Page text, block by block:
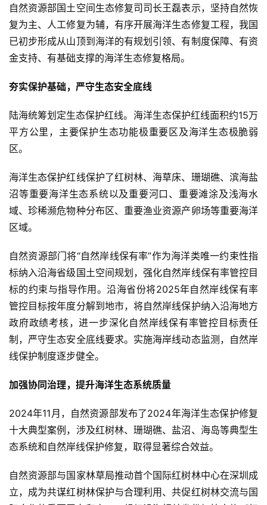
自然资源部国土空间生态修复司司长王磊表示，坚持自然恢
复为主、人工修复为辅，有序开展海洋生态修复工程，我国
已初步形成从山顶到海洋的有规划引领、有制度保障、有资
金支持、有基础支撑的海洋生态修复格局。
夯实保护基础，严守生态安全底线
陆海统筹划定生态保护红线。海洋生态保护红线面积约15万
平方公里，主要保护生态功能极重要区及海洋生态极脆弱
区。
海洋生态保护红线保护了红树林、海草床、珊瑚礁、滨海盐
沼等重要海洋生态系统以及重要河口、重要滩涂及浅海水
域、珍稀濒危物种分布区、重要渔业资源产卵场等重要海洋
区域。
自然资源部门将“自然岸线保有率”作为海洋类唯一约束性指
标纳入沿海省级国土空间规划，强化自然岸线保有率管控目
标的约束与指导作用。沿海省份将2025年自然岸线保有率
管控目标按年度分解到地市，将自然岸线保护纳入沿海地方
政府政绩考核，进一步深化自然岸线保有率管控目标责任
制，严守生态安全底线要求。实施海岸线动态监测，自然岸
线保护制度逐步健全。
加强协同治理，提升海洋生态系统质量
2024年11月，自然资源部发布了2024年海洋生态保护修复
十大典型案例，涉及红树林、珊瑚礁、盐沼、海岛等典型生
态系统和自然岸线保护修复，取得显著综合效益。
自然资源部与国家林草局推动首个国际红树林中心在深圳成
立，成为共谋红树林保护与合理利用、共促红树林交流与国